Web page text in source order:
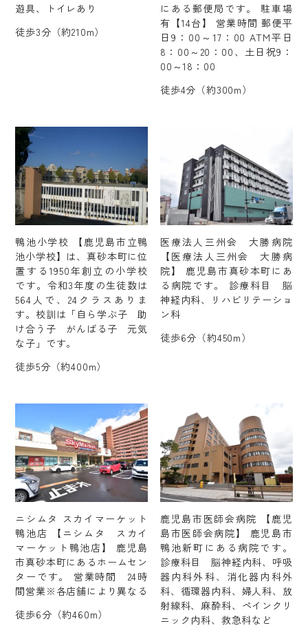
遊具、トイレあり
徒歩3分（約210m）
にある郵便局です。 駐車場
有【14台】 営業時間 郵便平
日9：00～17：00 ATM平日
8：00～20：00、土日祝9：
00～18：00
徒歩4分（約300m）
鴨池小学校 【鹿児島市立鴨
池小学校】は、真砂本町に位
置する1950年創立の小学校
です。令和3年度の生徒数は
564人で、24クラスありま
す。校訓は「自ら学ぶ子 助
け合う子 がんばる子 元気
な子」です。
徒歩5分（約400m）
医療法人三州会 大勝病院
【医療法人三州会 大勝病
院】 鹿児島市真砂本町にあ
る病院です。 診療科目 脳
神経内科、リハビリテーショ
ン科
徒歩6分（約450m）
ニシムタ スカイマーケット
鴨池店 【ニシムタ スカイ
マーケット鴨池店】 鹿児島
市真砂本町にあるホームセン
ターです。 営業時間 24時
間営業※各店舗により異なる
徒歩6分（約460m）
鹿児島市医師会病院 【鹿児
島市医師会病院】 鹿児島市
鴨池新町にある病院です。
診療科目 脳神経内科、呼吸
器内科外科、消化器内科外
科、循環器内科、婦人科、放
射線科、麻酔科、ペインクリ
ニック内科、救急科など